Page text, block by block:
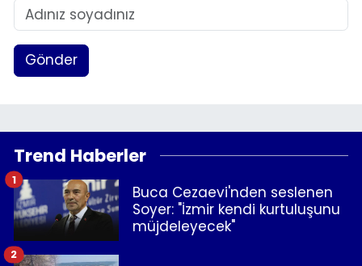
Gönder
Trend Haberler
Buca Cezaevi'nden seslenen
Soyer: "İzmir kendi kurtuluşunu
müjdeleyecek"
1
2